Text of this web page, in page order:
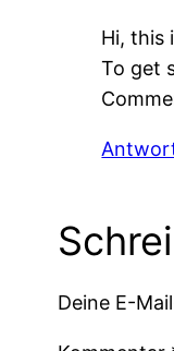
Hi, this
To get
Deine E-